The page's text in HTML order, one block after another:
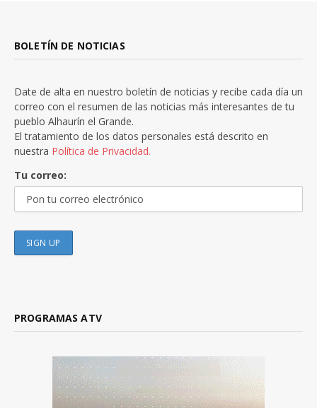
BOLETÍN DE NOTICIAS
Date de alta en nuestro boletín de noticias y recibe cada día un
correo con el resumen de las noticias más interesantes de tu
pueblo Alhaurín el Grande.
El tratamiento de los datos personales está descrito en
nuestra Política de Privacidad.
Tu correo:
PROGRAMAS ATV